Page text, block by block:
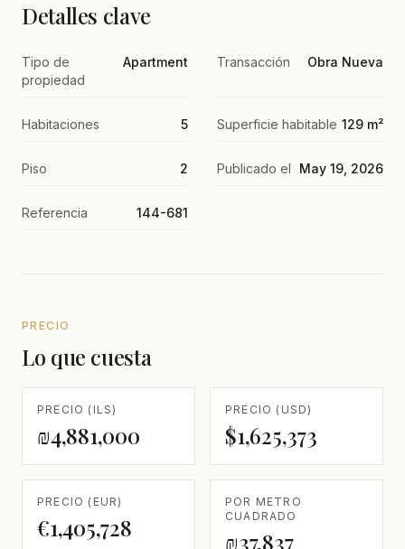
Detalles clave
Tipo de
propiedad
Apartment Transacción Obra Nueva
Habitaciones 5 Superficie habitable 129 m²
Piso 2 Publicado el May 19, 2026
Referencia 144-681
PRECIO
Lo que cuesta
PRECIO (ILS)
₪4,881,000
PRECIO (USD)
$1,625,373
PRECIO (EUR)
€1,405,728
POR METRO
CUADRADO
₪37,837